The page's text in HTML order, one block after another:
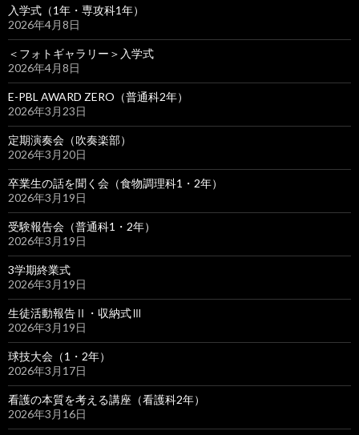
入学式（1年・専攻科1年）
2026年4月8日
＜フォトギャラリー＞入学式
2026年4月8日
E-PBL AWARD ZERO（普通科2年）
2026年3月23日
定期演奏会（吹奏楽部）
2026年3月20日
卒業生の話を聞く会（食物調理科1・2年）
2026年3月19日
受験報告会（普通科1・2年）
2026年3月19日
3学期終業式
2026年3月19日
生徒活動報告Ⅱ・収納式Ⅲ
2026年3月19日
球技大会（1・2年）
2026年3月17日
看護の本質を考える講座（看護科2年）
2026年3月16日